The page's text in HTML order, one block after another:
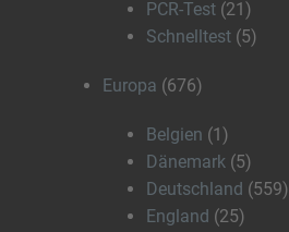
PCR-Test (21)
Schnelltest (5)
Europa (676)
Belgien (1)
Dänemark (5)
Deutschland (559)
England (25)